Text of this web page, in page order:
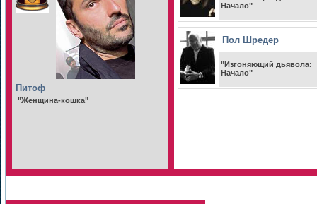
Питоф
"Женщина-кошка"
Начало"
Пол Шредер
"Изгоняющий дьявола:
Начало"